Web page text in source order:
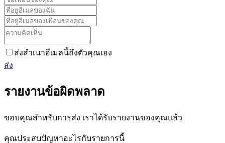
ส่งสำเนาอีเมลนี้ถึงตัวคุณเอง
ส่ง
รายงานข้อผิดพลาด
ขอบคุณสำหรับการส่ง เราได้รับรายงานของคุณแล้ว
คุณประสบปัญหาอะไรกับรายการนี้